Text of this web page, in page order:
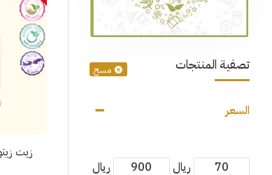
تصفية المنتجات مسح
السعر
ريال ريال